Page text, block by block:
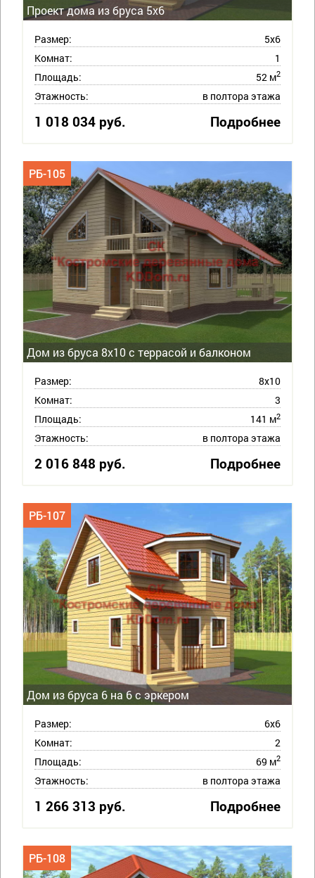
Проект дома из бруса 5х6
Размер:
5х6
Комнат:
1
Площадь:
52 м2
Этажность: в полтора этажа
1 018 034 руб. Подробнее
Дом из бруса 8х10 с террасой и балконом
РБ-105
Размер:
8х10
Комнат:
3
Площадь:
141 м2
Этажность: в полтора этажа
2 016 848 руб. Подробнее
Дом из бруса 6 на 6 с эркером
РБ-107
Размер:
6х6
Комнат:
2
Площадь:
69 м2
Этажность: в полтора этажа
1 266 313 руб. Подробнее
РБ-108